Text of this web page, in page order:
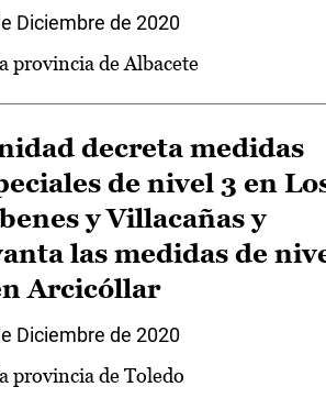
Diciembre de 2020
provincia de Albacete
decreta medidas
de nivel 3 en
y Villacañas y
las medidas de
Arcicóllar
Diciembre de 2020
provincia de Toledo